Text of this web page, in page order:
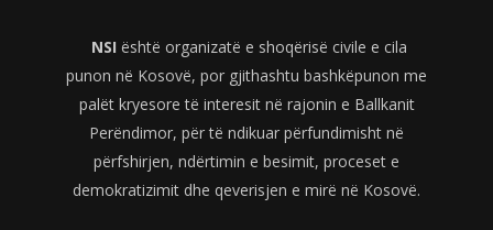
NSI është organizatë e shoqërisë civile e cila
punon në Kosovë, por gjithashtu bashkëpunon me
palët kryesore të interesit në rajonin e Ballkanit
Perëndimor, për të ndikuar përfundimisht në
përfshirjen, ndërtimin e besimit, proceset e
demokratizimit dhe qeverisjen e mirë në Kosovë.